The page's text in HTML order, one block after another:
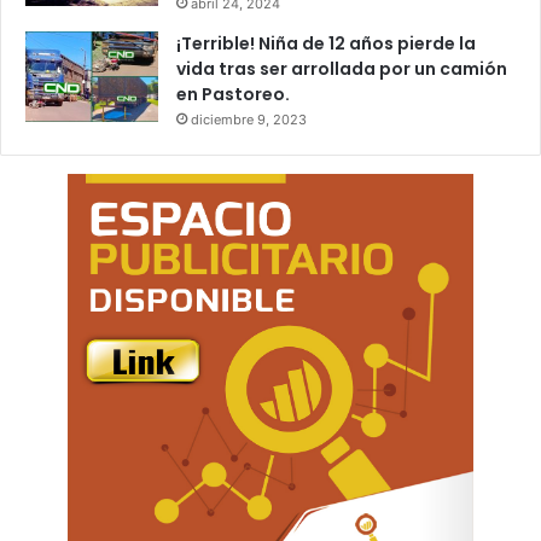
abril 24, 2024
¡Terrible! Niña de 12 años pierde la
vida tras ser arrollada por un camión
en Pastoreo.
diciembre 9, 2023